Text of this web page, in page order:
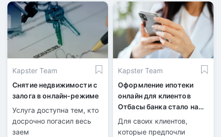
запуске новой ипотечной
программы под
названием «Орда Аймақ».
получат очередники
акиматов и заявители
программ «Отау» и
«Наурыз».
Kapster Team
Снятие недвижимости с
залога в онлайн-режиме
Услуга доступна тем, кто
досрочно погасил весь
заем
Kapster Team
Оформление ипотеки
онлайн для клиентов
Отбасы банка стало на
50% дешевле
Для своих клиентов,
которые предпочли